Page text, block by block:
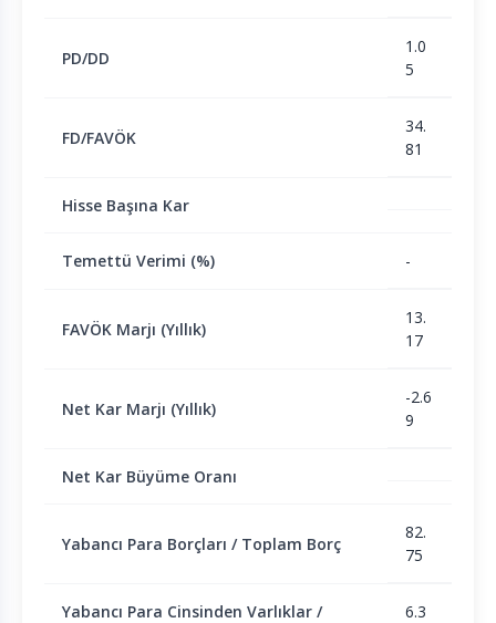
PD/DD
1.0
5
FD/FAVÖK
34.
81
Hisse Başına Kar
Temettü Verimi (%) -
FAVÖK Marjı (Yıllık)
13.
17
Net Kar Marjı (Yıllık)
-2.6
9
Net Kar Büyüme Oranı
Yabancı Para Borçları / Toplam Borç
82.
75
Yabancı Para Cinsinden Varlıklar /
6.3